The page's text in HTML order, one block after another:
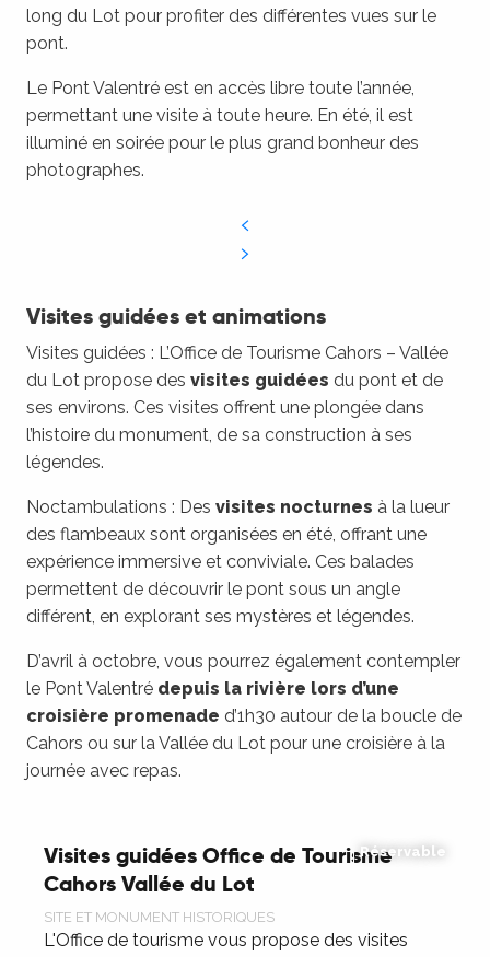
long du Lot pour profiter des différentes vues sur le
pont.
Le Pont Valentré est en accès libre toute l’année,
permettant une visite à toute heure. En été, il est
illuminé en soirée pour le plus grand bonheur des
photographes.
Visites guidées et animations
Visites guidées : L’Office de Tourisme Cahors – Vallée
du Lot propose des visites guidées du pont et de
ses environs. Ces visites offrent une plongée dans
l’histoire du monument, de sa construction à ses
légendes.
Noctambulations : Des visites nocturnes à la lueur
des flambeaux sont organisées en été, offrant une
expérience immersive et conviviale. Ces balades
permettent de découvrir le pont sous un angle
différent, en explorant ses mystères et légendes.
D’avril à octobre, vous pourrez également contempler
le Pont Valentré depuis la rivière lors d’une
croisière promenade d’1h30 autour de la boucle de
Cahors ou sur la Vallée du Lot pour une croisière à la
journée avec repas.
Visites guidées Office de Tourisme
Cahors Vallée du Lot
SITE ET MONUMENT HISTORIQUES
L'Office de tourisme vous propose des visites
Réservable